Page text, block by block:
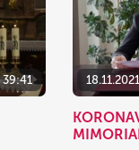
39:41 18.11.2021